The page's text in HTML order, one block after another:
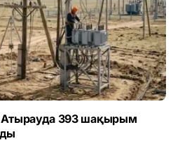
Атырауда 393 шақырым